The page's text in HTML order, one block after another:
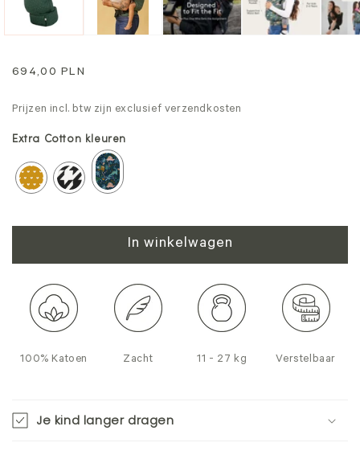
Normale
694,00 PLN
Prijzen incl. btw zijn exclusief verzendkosten
Extra Cotton kleuren
In winkelwagen
100% Katoen Zacht 11 - 27 kg Verstelbaar
Je kind langer dragen